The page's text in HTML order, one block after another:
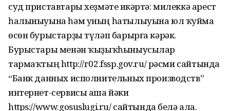
суд приставтары хеҙмәте иҫкәртә: милеккә арест
һалыныуына һәм уның һатылыуына юл ҡуймаҫ
өсөн бурыстарҙы түләп барырға кәрәк.
Бурыстары менән ҡыҙыҡһыныусылар
тармаҡтың http://r02.fssp.gov.ru/ рәсми сайтында
“Банк данных исполнительных производств”
интернет-сервисы аша йәки
https://www.gosuslugi.ru/ сайтында белә ала.